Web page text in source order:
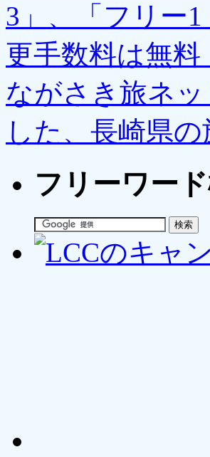
3」、「フリー
更手数料は無料
ながさき旅ネ
した、長崎県
フリーワー